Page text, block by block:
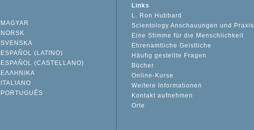
MAGYAR
NORSK
SVENSKA
ESPAÑOL (LATINO)
ESPAÑOL (CASTELLANO)
ΕΛΛΗΝΙΚA
ITALIANO
PORTUGUÊS
Links
L. Ron Hubbard
Scientology Anschauungen und Praxis
Eine Stimme für die Menschlichkeit
Ehrenamtliche Geistliche
Häufig gestellte Fragen
Bücher
Online-Kurse
Weitere Informationen
Kontakt aufnehmen
Orte